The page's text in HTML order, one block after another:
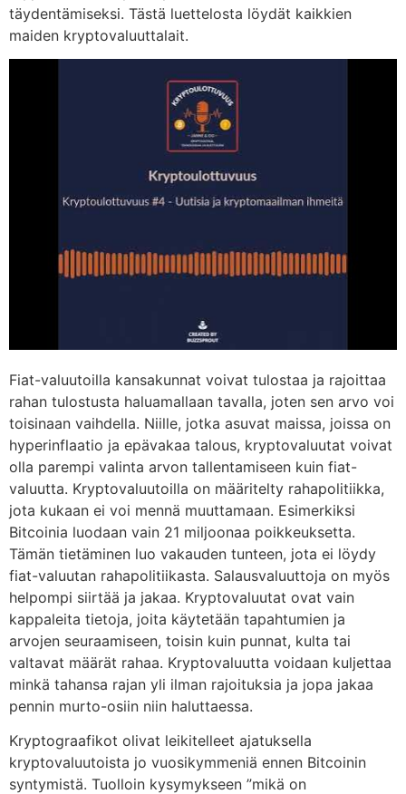
täydentämiseksi. Tästä luettelosta löydät kaikkien
maiden kryptovaluuttalait.
Fiat-valuutoilla kansakunnat voivat tulostaa ja rajoittaa
rahan tulostusta haluamallaan tavalla, joten sen arvo voi
toisinaan vaihdella. Niille, jotka asuvat maissa, joissa on
hyperinflaatio ja epävakaa talous, kryptovaluutat voivat
olla parempi valinta arvon tallentamiseen kuin fiat-
valuutta. Kryptovaluutoilla on määritelty rahapolitiikka,
jota kukaan ei voi mennä muuttamaan. Esimerkiksi
Bitcoinia luodaan vain 21 miljoonaa poikkeuksetta.
Tämän tietäminen luo vakauden tunteen, jota ei löydy
fiat-valuutan rahapolitiikasta. Salausvaluuttoja on myös
helpompi siirtää ja jakaa. Kryptovaluutat ovat vain
kappaleita tietoja, joita käytetään tapahtumien ja
arvojen seuraamiseen, toisin kuin punnat, kulta tai
valtavat määrät rahaa. Kryptovaluutta voidaan kuljettaa
minkä tahansa rajan yli ilman rajoituksia ja jopa jakaa
pennin murto-osiin niin haluttaessa.
Kryptograafikot olivat leikitelleet ajatuksella
kryptovaluutoista jo vuosikymmeniä ennen Bitcoinin
syntymistä. Tuolloin kysymykseen ”mikä on